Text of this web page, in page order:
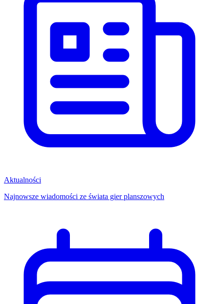
Aktualności
Najnowsze wiadomości ze świata gier planszowych